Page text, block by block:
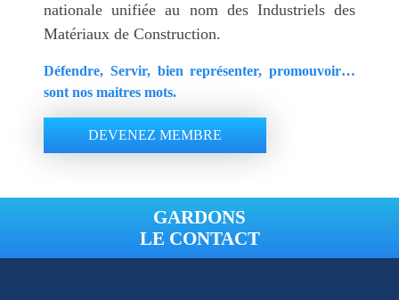
nationale unifiée au nom des Industriels des
Matériaux de Construction.
Défendre, Servir, bien représenter, promouvoir…
sont nos maitres mots.
DEVENEZ MEMBRE
GARDONS
LE CONTACT